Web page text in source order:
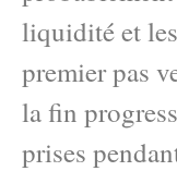
liquidité et
premier pas
la fin
prises